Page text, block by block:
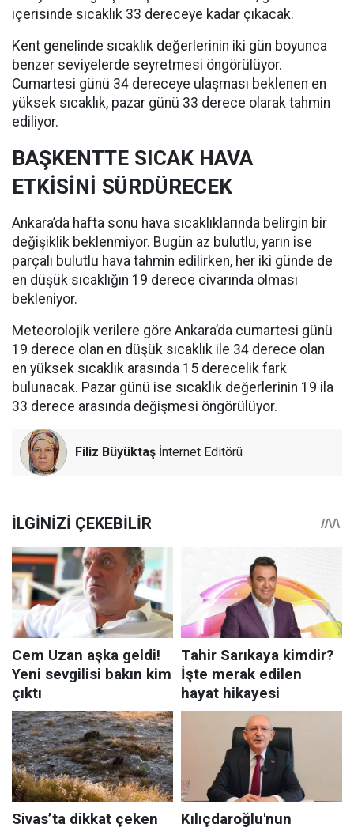
içerisinde sıcaklık 33 dereceye kadar çıkacak.
Kent genelinde sıcaklık değerlerinin iki gün boyunca
benzer seviyelerde seyretmesi öngörülüyor.
Cumartesi günü 34 dereceye ulaşması beklenen en
yüksek sıcaklık, pazar günü 33 derece olarak tahmin
ediliyor.
BAŞKENTTE SICAK HAVA
ETKİSİNİ SÜRDÜRECEK
Ankara’da hafta sonu hava sıcaklıklarında belirgin bir
değişiklik beklenmiyor. Bugün az bulutlu, yarın ise
parçalı bulutlu hava tahmin edilirken, her iki günde de
en düşük sıcaklığın 19 derece civarında olması
bekleniyor.
Meteorolojik verilere göre Ankara’da cumartesi günü
19 derece olan en düşük sıcaklık ile 34 derece olan
en yüksek sıcaklık arasında 15 derecelik fark
bulunacak. Pazar günü ise sıcaklık değerlerinin 19 ila
33 derece arasında değişmesi öngörülüyor.
Filiz Büyüktaş İnternet Editörü